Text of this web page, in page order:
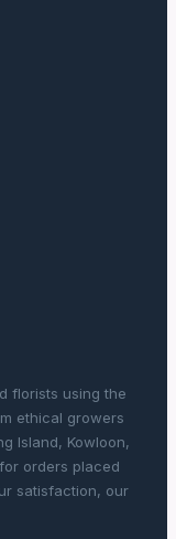
florists using the
ethical growers
Island, Kowloon,
orders placed
satisfaction, our